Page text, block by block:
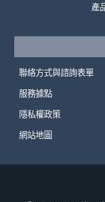
產
聯絡方式與諮詢表單
服務據點
隱私權政策
網站地圖